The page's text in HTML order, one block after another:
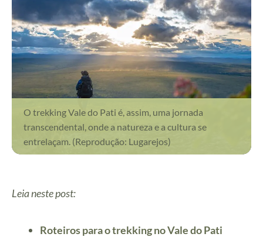
O trekking Vale do Pati é, assim, uma jornada
transcendental, onde a natureza e a cultura se
entrelaçam. (Reprodução: Lugarejos)
Leia neste post:
Roteiros para o trekking no Vale do Pati